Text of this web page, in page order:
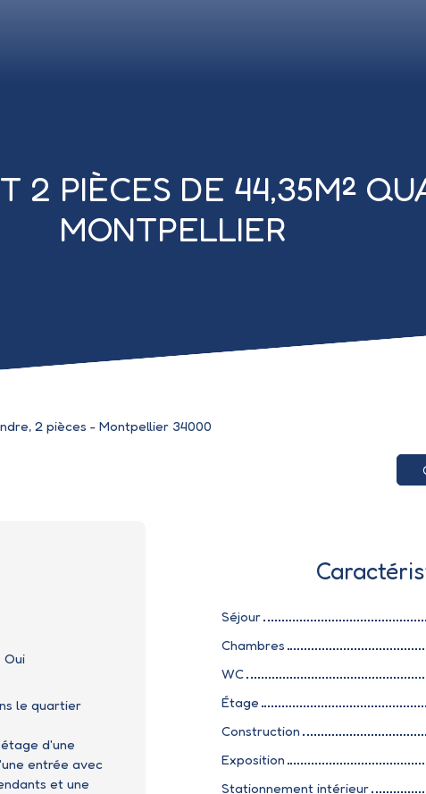
2 PIÈCES DE 44,35M²
MONTPELLIER
2 pièces - Montpellier 34000
Oui
le quartier
d'une
entrée avec
et une
Séjour
Chambres
WC
Étage
Construction
Exposition
Stationnement intérieur